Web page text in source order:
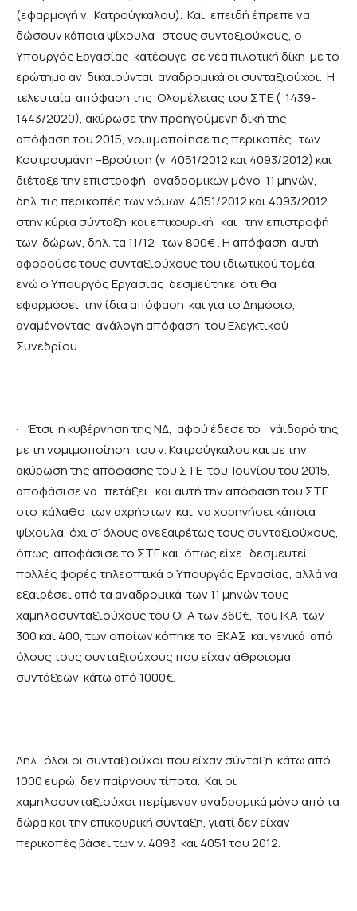
(εφαρμογή ν. Κατρούγκαλου). Και, επειδή έπρεπε να
δώσουν κάποια ψίχουλα στους συνταξιούχους, ο
Υπουργός Εργασίας κατέφυγε σε νέα πιλοτική δίκη με το
ερώτημα αν δικαιούνται αναδρομικά οι συνταξιούχοι. Η
τελευταία απόφαση της Ολομέλειας του ΣΤΕ ( 1439-
1443/2020), ακύρωσε την προηγούμενη δική της
απόφαση του 2015, νομιμοποίησε τις περικοπές των
Κουτρουμάνη –Βρούτση (ν. 4051/2012 και 4093/2012) και
διέταξε την επιστροφή αναδρομικών μόνο 11 μηνών,
δηλ. τις περικοπές των νόμων 4051/2012 και 4093/2012
στην κύρια σύνταξη και επικουρική και την επιστροφή
των δώρων, δηλ. τα 11/12 των 800€ . Η απόφαση αυτή
αφορούσε τους συνταξιούχους του ιδιωτικού τομέα,
ενώ ο Υπουργός Εργασίας δεσμεύτηκε ότι θα
εφαρμόσει την ίδια απόφαση και για το Δημόσιο,
αναμένοντας ανάλογη απόφαση του Ελεγκτικού
Συνεδρίου.
· Έτσι η κυβέρνηση της ΝΔ, αφού έδεσε το γάιδαρό της
με τη νομιμοποίηση του ν. Κατρούγκαλου και με την
ακύρωση της απόφασης του ΣΤΕ του Ιουνίου του 2015,
αποφάσισε να πετάξει και αυτή την απόφαση του ΣΤΕ
στο κάλαθο των αχρήστων και να χορηγήσει κάποια
ψίχουλα, όχι σ’ όλους ανεξαιρέτως τους συνταξιούχους,
όπως αποφάσισε το ΣΤΕ και όπως είχε δεσμευτεί
πολλές φορές τηλεοπτικά ο Υπουργός Εργασίας, αλλά να
εξαιρέσει από τα αναδρομικά των 11 μηνών τους
χαμηλοσυνταξιούχους του ΟΓΑ των 360€, του ΙΚΑ των
300 και 400, των οποίων κόπηκε το ΕΚΑΣ και γενικά από
όλους τους συνταξιούχους που είχαν άθροισμα
συντάξεων κάτω από 1000€.
Δηλ. όλοι οι συνταξιούχοι που είχαν σύνταξη κάτω από
1000 ευρώ, δεν παίρνουν τίποτα. Και οι
χαμηλοσυνταξιούχοι περίμεναν αναδρομικά μόνο από τα
δώρα και την επικουρική σύνταξη, γιατί δεν είχαν
περικοπές βάσει των ν. 4093 και 4051 του 2012.